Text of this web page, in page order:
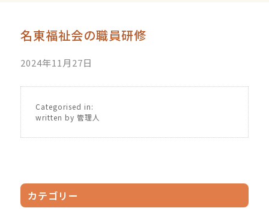
名東福祉会の職員研修
2024年11月27日
Categorised in:
written by 管理人
カテゴリー